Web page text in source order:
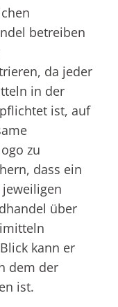
betreiben
da jeder
in der
ist, auf
zu
dass ein
über
kann er
dem der
ist.